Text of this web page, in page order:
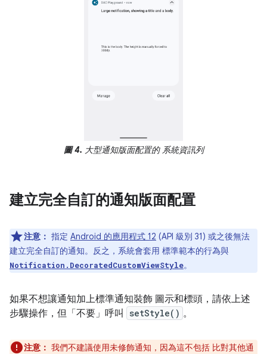
圖 4. 大型通知版面配置的 系統資訊列
建立完全自訂的通知版面配置
注意： 指定 Android 的應用程式 12 (API 級別 31) 或之後無法
建立完全自訂的通知。反之，系統會套用 標準範本的行為與
Notification.DecoratedCustomViewStyle。
如果不想讓通知加上標準通知裝飾 圖示和標頭，請依上述
步驟操作，但「不要」 呼叫 setStyle() 。
注意： 我們不建議使用未修飾通知，因為這不包括 比對其他通